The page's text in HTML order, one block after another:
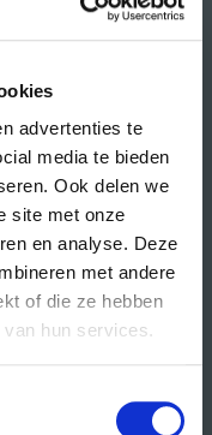
advertenties te
media te bieden
Ook delen we
site met onze
en analyse. Deze
met andere
of die ze hebben
hun services.